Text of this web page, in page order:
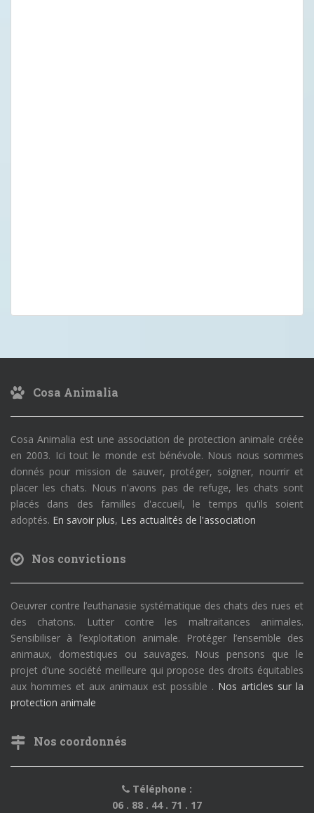
Cosa Animalia
Cosa Animalia est une association de protection animale créée
en 2003. Ici tout le monde est bénévole. Nous nous sommes
donnés pour mission de sauver, protéger, soigner, nourrir et
placer les chats. Nous n'avons pas de refuge, les chats sont
placés dans des familles d'accueil, le temps qu'ils soient
adoptés. En savoir plus, Les actualités de l'association
Nos convictions
Oeuvrer contre l’euthanasie systématique des chats des rues et
des chatons. Lutter contre les maltraitances animales.
Sensibiliser à l’exploitation animale. Protéger l’ensemble des
animaux, domestiques ou sauvages. Nous pensons que le
projet d’une société meilleure qui propose des droits équitables
aux hommes et aux animaux est possible . Nos articles sur la
protection animale
Nos coordonnés
Téléphone :
06 . 88 . 44 . 71 . 17